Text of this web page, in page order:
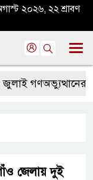
২০২৬, ২২ শ্রাবণ
গণঅভ্যুত্থানের
জেলায় দুই